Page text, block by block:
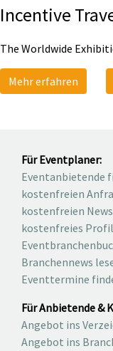
Incentive
The Worldwide
Mehr erfahren
Für Eventplaner:
Eventanbietende
kostenfreien
kostenfreien
kostenfreies
Branchennews
Eventtermine
Für Anbietende &
Angebot ins
Angebot ins